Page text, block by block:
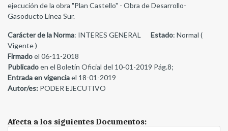
ejecución de la obra "Plan Castello" - Obra de Desarrollo-
Gasoducto Linea Sur.
Carácter de la Norma: INTERES GENERAL Estado: Normal (
Vigente )
Firmadoel 06-11-2018
Publicadoen el Boletín Oficial del 10-01-2019 Pág.8;
Entrada en vigenciael 18-01-2019
Autor/es: PODER EJECUTIVO
Afecta a los siguientes Documentos: